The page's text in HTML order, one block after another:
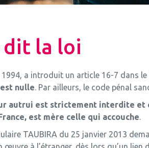
dit la loi
a introduit un article 16-7 dans
nulle. Par ailleurs, le code pénal
autrui est strictement interdite et
est mère celle qui accouche.
TAUBIRA du 25 janvier 2013